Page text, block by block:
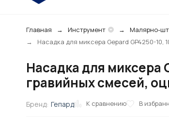
Главная Инструмент Малярно-
Насадка для миксера Gepard GP4250-
Насадка для миксера
гравийных смесей,
Бренд: Гепард К сравнению В